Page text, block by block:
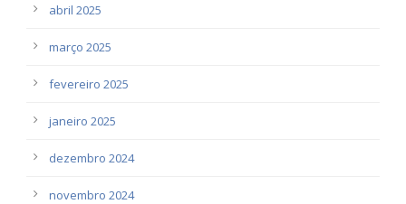
abril 2025
março 2025
fevereiro 2025
janeiro 2025
dezembro 2024
novembro 2024